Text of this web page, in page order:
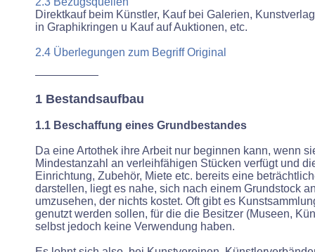
Direktkauf beim Künstler, Kauf bei Galerien,
in Graphikringen u Kauf auf Auktionen, etc.
2.4 Überlegungen zum Begriff Original
1 Bestandsaufbau
1.1 Beschaffung eines Grundbestandes
Da eine Artothek ihre Arbeit nur beginnen kann, wenn
Mindestanzahl an verleihfähigen Stücken verfügt und
Einrichtung, Zubehör, Miete etc. bereits eine
darstellen, liegt es nahe, sich nach einem Grundstock
umzusehen, der nichts kostet. Oft gibt es
genutzt werden sollen, für die die Besitzer (Museen,
selbst jedoch keine Verwendung haben.